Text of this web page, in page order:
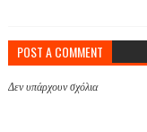
POST A COMMENT
Δεν υπάρχουν σχόλια